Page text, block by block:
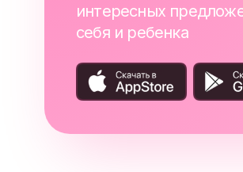
интересных
себя и ребенка